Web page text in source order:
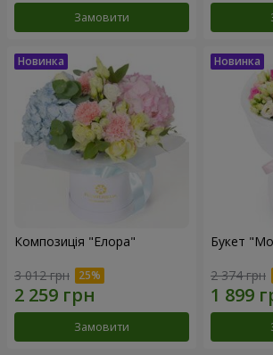
Замовити
Композиція "Елора"
3 012 грн
Замовити
Букет
2 374 грн